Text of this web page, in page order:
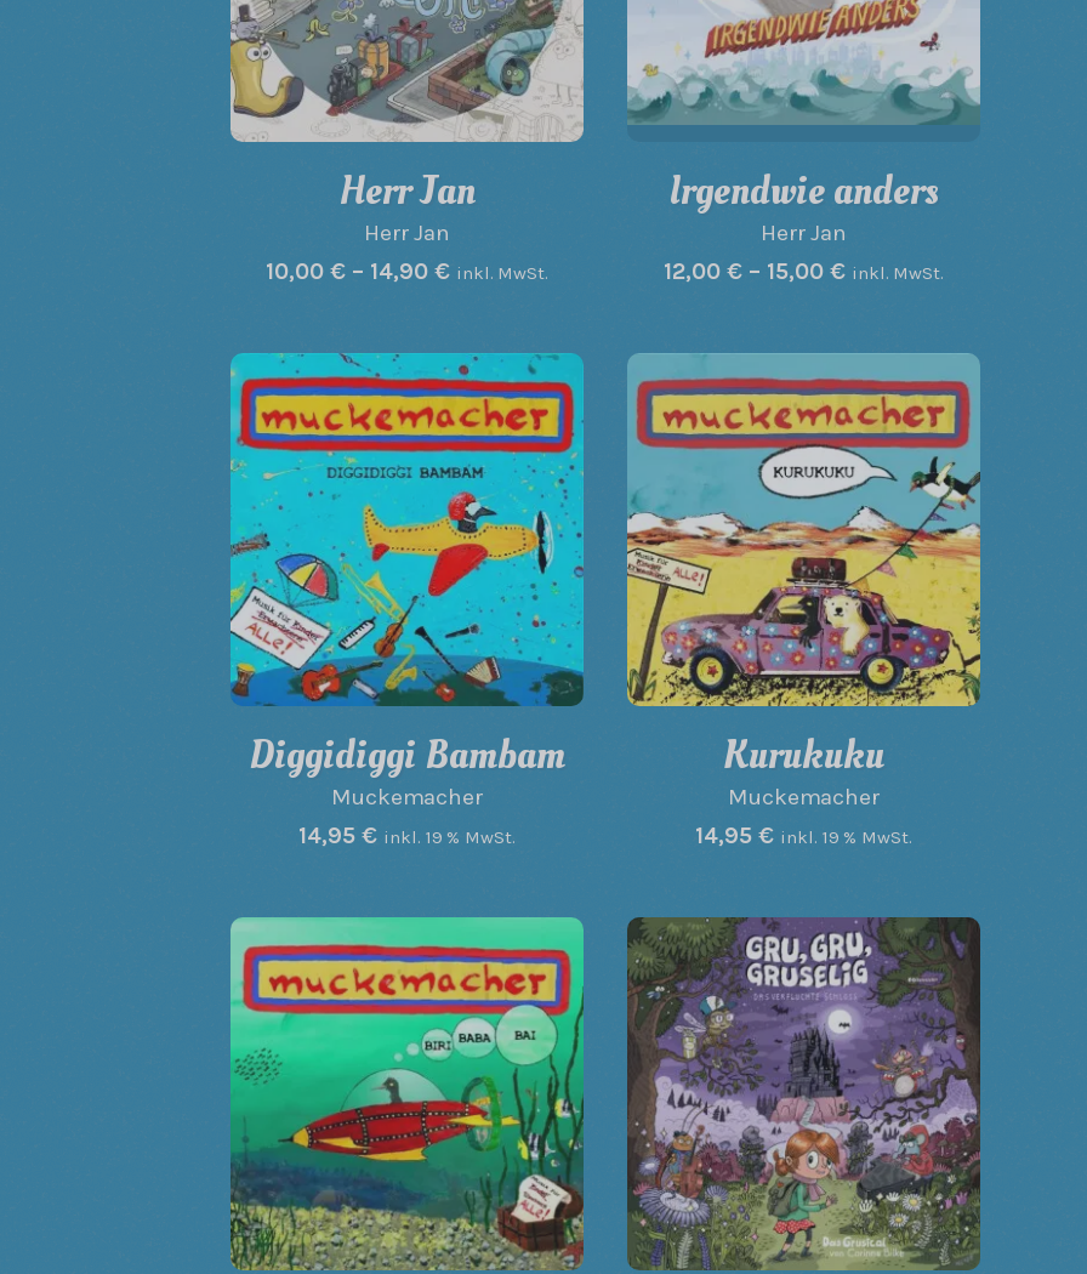
Herr Jan
Herr Jan
10,00 €– 14,90 € inkl. MwSt.
Irgendwie anders
Herr Jan
12,00 €– 15,00 € inkl. MwSt.
Diggidiggi Bambam
Muckemacher
14,95€ inkl. 19 % MwSt.
Kurukuku
Muckemacher
14,95€ inkl. 19 % MwSt.